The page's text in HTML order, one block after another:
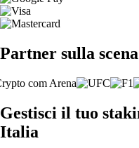
Partner sulla
Gestisci il tuo
Italia